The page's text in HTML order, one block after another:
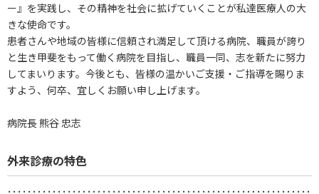
ー』を実践し、その精神を社会に拡げていくことが私達医療人の大
きな使命です。
患者さんや地域の皆様に信頼され満足して頂ける病院、職員が誇り
と生き甲斐をもって働く病院を目指し、職員一同、志を新たに努力
してまいります。今後とも、皆様の温かいご支援・ご指導を賜りま
すよう、何卒、宜しくお願い申し上げます。
病院長 熊谷 忠志
外来診療の特色